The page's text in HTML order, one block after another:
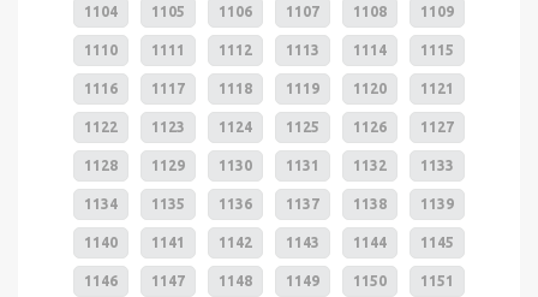
1104 1105 1106 1107 1108 1109
1110 1111 1112 1113 1114 1115
1116 1117 1118 1119 1120 1121
1122 1123 1124 1125 1126 1127
1128 1129 1130 1131 1132 1133
1134 1135 1136 1137 1138 1139
1140 1141 1142 1143 1144 1145
1146 1147 1148 1149 1150 1151